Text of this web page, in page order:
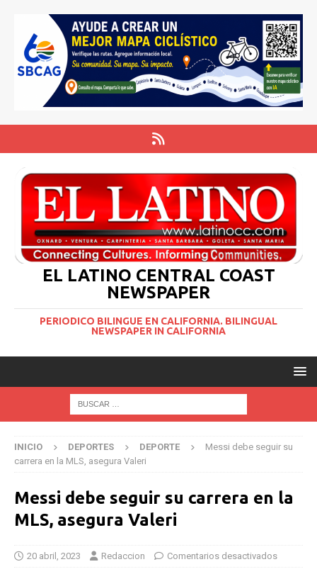
EL LATINO CENTRAL COAST
NEWSPAPER
PERIODICO BILINGUE EN CALIFORNIA. BILINGUAL
NEWSPAPER IN CALIFORNIA
INICIO DEPORTES DEPORTE
Messi debe seguir su
carrera en la MLS, asegura Valeri
Messi debe seguir su carrera en la
MLS, asegura Valeri
20 abril, 2023 Redaccion Comentarios desactivados